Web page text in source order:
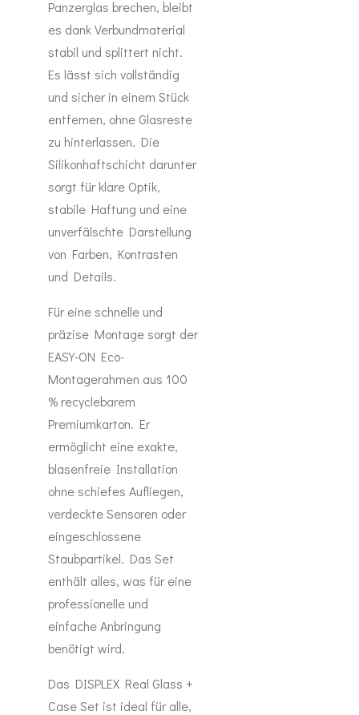
Panzerglas brechen, bleibt
es dank Verbundmaterial
stabil und splittert nicht.
Es lässt sich vollständig
und sicher in einem Stück
entfernen, ohne Glasreste
zu hinterlassen. Die
Silikonhaftschicht darunter
sorgt für klare Optik,
stabile Haftung und eine
unverfälschte Darstellung
von Farben, Kontrasten
und Details.
Für eine schnelle und
präzise Montage sorgt der
EASY-ON Eco-
Montagerahmen aus 100
% recyclebarem
Premiumkarton. Er
ermöglicht eine exakte,
blasenfreie Installation
ohne schiefes Aufliegen,
verdeckte Sensoren oder
eingeschlossene
Staubpartikel. Das Set
enthält alles, was für eine
professionelle und
einfache Anbringung
benötigt wird.
Das DISPLEX Real Glass +
Case Set ist ideal für alle,